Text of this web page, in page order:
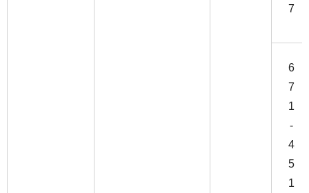
7
6
7
1
-
4
5
1